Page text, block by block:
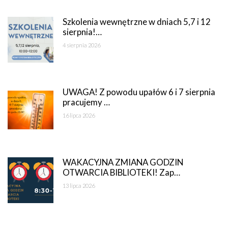
Szkolenia wewnętrzne w dniach 5,7 i 12
sierpnia!…
4 sierpnia 2026
UWAGA! Z powodu upałów 6 i 7 sierpnia
pracujemy …
16 lipca 2026
WAKACYJNA ZMIANA GODZIN
OTWARCIA BIBLIOTEKI! Zap…
13 lipca 2026